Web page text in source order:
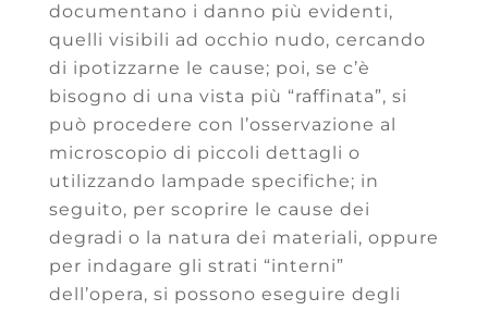
documentano i danno più evidenti,
quelli visibili ad occhio nudo, cercando
di ipotizzarne le cause; poi, se c’è
bisogno di una vista più “raffinata”, si
può procedere con l’osservazione al
microscopio di piccoli dettagli o
utilizzando lampade specifiche; in
seguito, per scoprire le cause dei
degradi o la natura dei materiali, oppure
per indagare gli strati “interni”
dell’opera, si possono eseguire degli